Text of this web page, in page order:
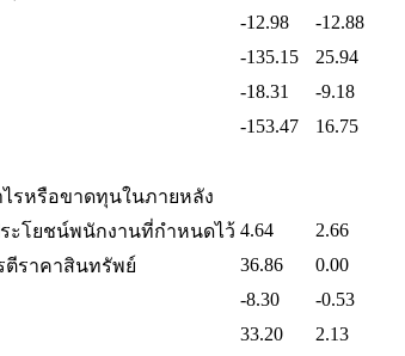
-12.98 -12.88
-135.15 25.94
-18.31 -9.18
-153.47 16.75
รหรือขาดทุนในภายหลัง
ะโยชน์พนักงานที่กำหนดไว้ 4.64 2.66
ตีราคาสินทรัพย์
36.86 0.00
-8.30 -0.53
33.20 2.13